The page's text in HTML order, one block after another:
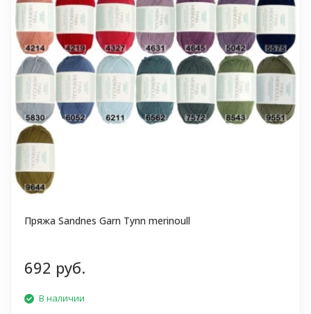
Пряжа Sandnes Garn Tynn merinoull
692 руб.
В наличии